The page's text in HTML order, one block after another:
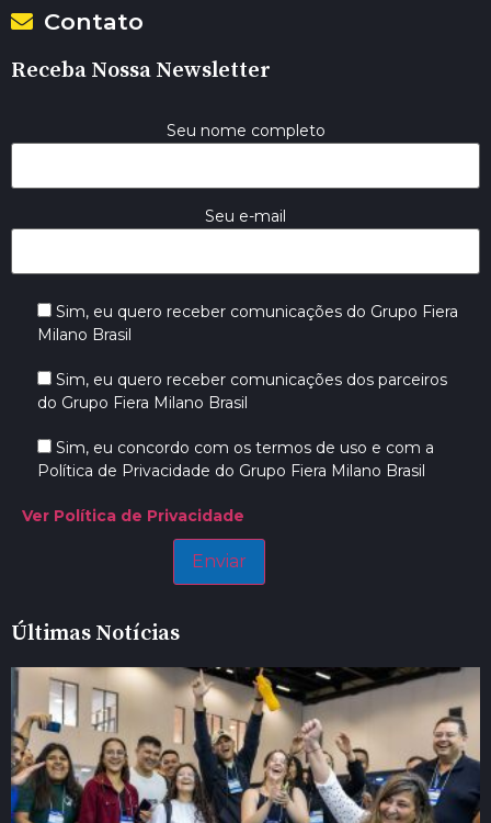
Contato
Receba Nossa Newsletter
Seu nome completo
Seu e-mail
Sim, eu quero receber comunicações do Grupo Fiera
Milano Brasil
Sim, eu quero receber comunicações dos parceiros
do Grupo Fiera Milano Brasil
Sim, eu concordo com os termos de uso e com a
Política de Privacidade do Grupo Fiera Milano Brasil
Ver Política de Privacidade
Últimas Notícias